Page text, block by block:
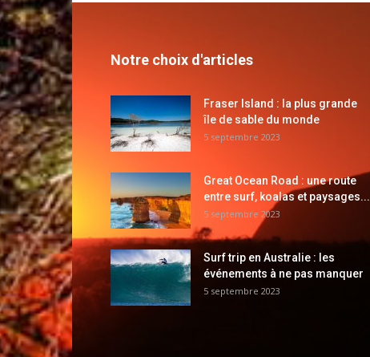
Notre choix d'articles
Fraser Island : la plus grande
île de sable du monde
5 septembre 2023
Great Ocean Road : une route
entre surf, koalas et paysages...
5 septembre 2023
Surf trip en Australie : les
événements à ne pas manquer
5 septembre 2023